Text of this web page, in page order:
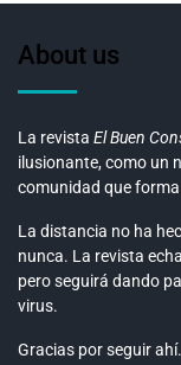
About us
La revista El Buen
ilusionante, como un
comunidad que
La distancia no ha
nunca. La revista
pero seguirá dando
virus.
Gracias por seguir